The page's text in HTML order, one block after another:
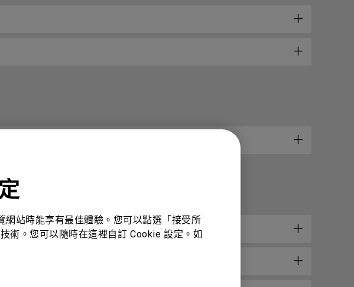
站時能享有最佳體驗。您可以點選「接受所
術。您可以隨時在這裡自訂 Cookie 設定。如